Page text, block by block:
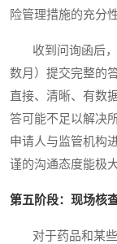
险管理措施的充分性
收到问询函后，
数月）提交完整的
直接、清晰、有数
答可能不足以解决
申请人与监管机构
谨的沟通态度能极
第五阶段：现场核
对于药品和某些